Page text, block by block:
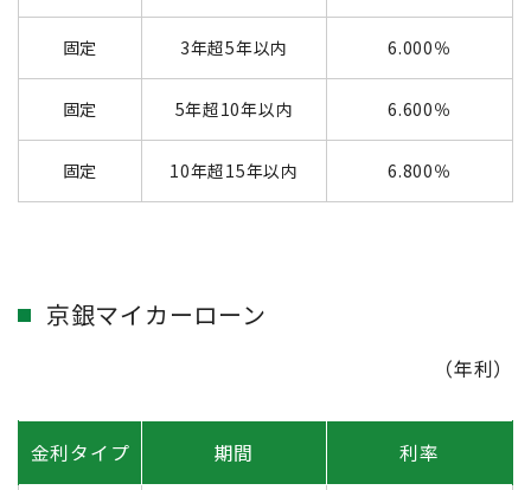
固定 3年超5年以内 6.000％
固定 5年超10年以内 6.600％
固定 10年超15年以内 6.800％
京銀マイカーローン
（年利）
金利タイプ 期間 利率